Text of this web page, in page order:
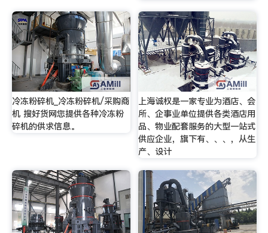
冷冻粉碎机_冷冻粉碎机/采购商
机 搜好货网您提供各种冷冻粉
碎机的供求信息。
上海诚权是一家专业为酒店、会
所、企事业单位提供各类酒店用
品、物业配套服务的大型一站式
供应企业，旗下有、、、，从生
产、设计